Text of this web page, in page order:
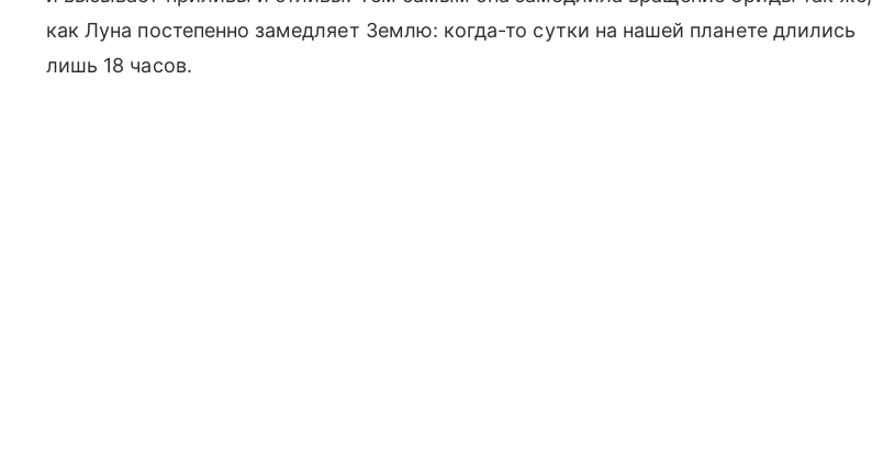
как Луна постепенно замедляет Землю: когда-то сутки на нашей планете длились
лишь 18 часов.